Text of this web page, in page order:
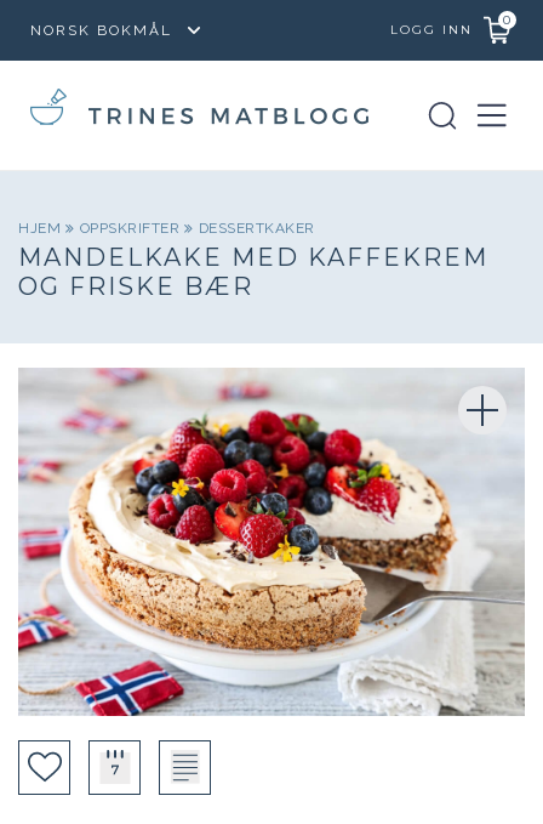
LOGG INN
0
HJEM OPPSKRIFTER DESSERTKAKER
MANDELKAKE MED KAFFEKREM
OG FRISKE BÆR